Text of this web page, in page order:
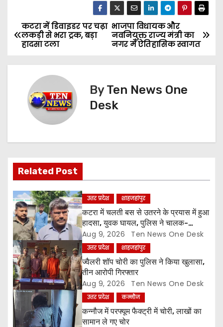
P
o
v
i
g
a
t
i
o
n
भाजपा विधायक और
नवनियुक्त राज्य मंत्री का
नगर में ऐतिहासिक स्वागत
कटरा में डिवाइडर पर चढ़ा
लकड़ी से भरा ट्रक, बड़ा
हादसा टला
ByTen News One
Desk
Related Post
उत्तर प्रदेश शाहजहांपुर
कटरा में चलती बस से उतरने के प्रयास में हुआ
हादसा, युवक घायल, पुलिस ने चालक-
परिचालक को पूंछताछ के लिए हिरासत में लिया
Aug 9, 2026 Ten News One Desk
उत्तर प्रदेश शाहजहांपुर
ज्वैलरी शॉप चोरी का पुलिस ने किया खुलासा,
तीन आरोपी गिरफ्तार
Aug 9, 2026 Ten News One Desk
उत्तर प्रदेश कन्नौज
कन्नौज में परफ्यूम फैक्ट्री में चोरी, लाखों का
सामान ले गए चोर